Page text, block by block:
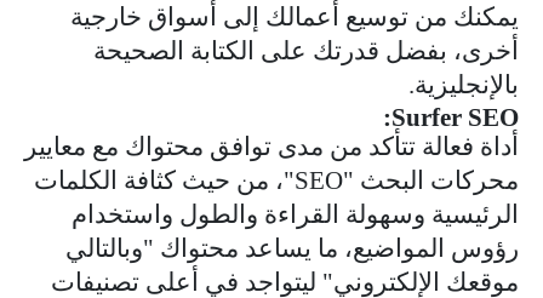
يمكنك من توسيع أعمالك إلى أسواق خارجية
أخرى، بفضل قدرتك على الكتابة الصحيحة
بالإنجليزية.
Surfer SEO
:
أداة فعالة تتأكد من مدى توافق محتواك مع معايير
محركات البحث "SEO"، من حيث كثافة الكلمات
الرئيسية وسهولة القراءة والطول واستخدام
رؤوس المواضيع، ما يساعد محتواك "وبالتالي
موقعك الإلكتروني" ليتواجد في أعلى تصنيفات